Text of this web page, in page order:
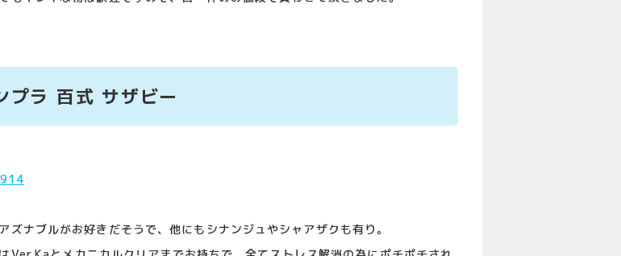
プラ 百式 サザビー
ズナブルがお好きだそうで、他にもシナンジュやシャアザクも有り。